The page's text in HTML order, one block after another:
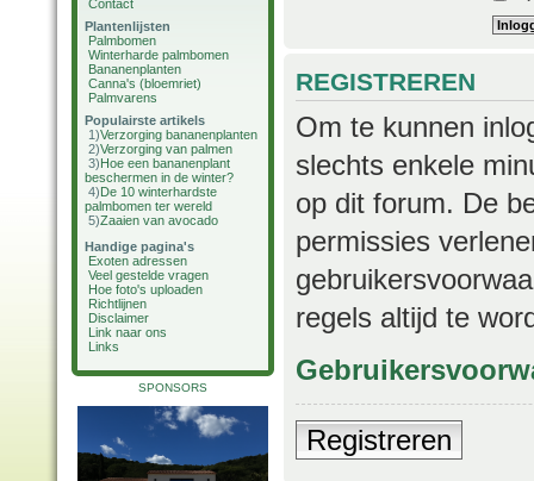
Contact
Plantenlijsten
Palmbomen
Winterharde palmbomen
Bananenplanten
Canna's (bloemriet)
Palmvarens
Populairste artikels
1)Verzorging bananenplanten
2)Verzorging van palmen
3)Hoe een bananenplant
beschermen in de winter?
4)De 10 winterhardste
palmbomen ter wereld
5)Zaaien van avocado
Handige pagina's
Exoten adressen
Veel gestelde vragen
Hoe foto's uploaden
Richtlijnen
Disclaimer
Link naar ons
Links
SPONSORS
REGISTREREN
Om te kunnen
slechts enkele
op dit forum. De
permissies
regels altijd te
Registreren